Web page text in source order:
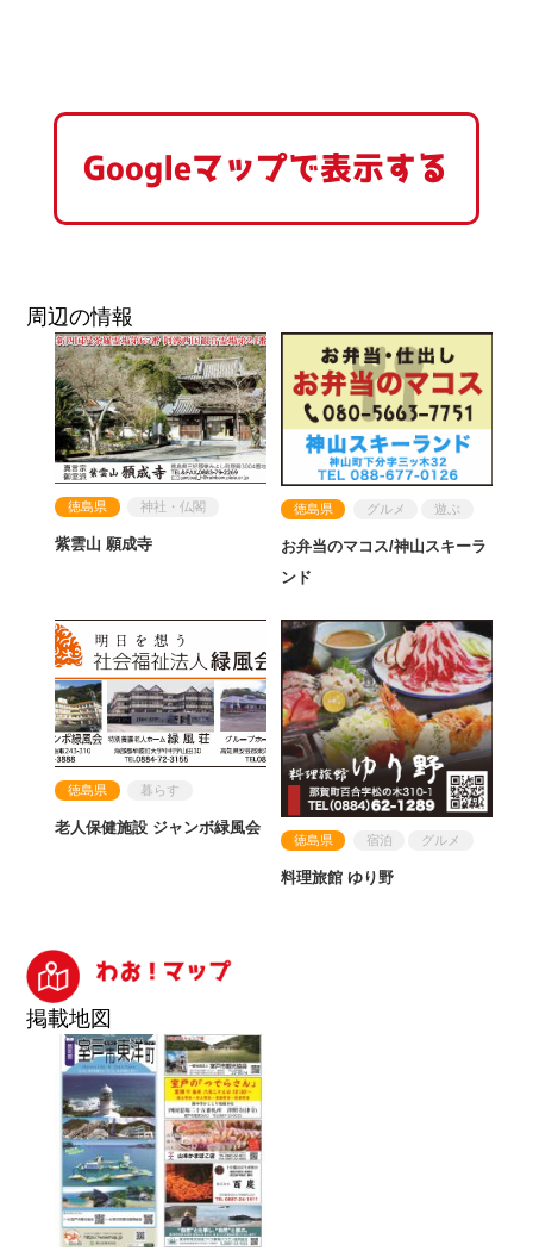
Googleマップで表示する
周辺の情報
徳島県 神社・仏閣
紫雲山 願成寺
徳島県 グルメ 遊ぶ
お弁当のマコス/神山スキーラ
ンド
徳島県 暮らす
老人保健施設 ジャンボ緑風会
徳島県 宿泊 グルメ
料理旅館 ゆり野
掲載地図